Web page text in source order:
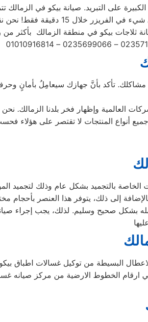
على التبريد. صيانة بيكو في الزمالك
من الأحجام، حيث تتوفر الصغيرة ذات السعة الكبيرة ذات السعة
تأكد بأنَّ جهازك سيعامِلُ بأمانٍ
العالمية وإظهار فخر بلدنا الزمالك.
في ذلك الأتوماتيكية والتحميل الأمامي والتحميل العلوي، بالإضافة إلى غسالات 7 كيلو و 10 كيلو و 14
بالتجميد بشكل عام وذلك لتجميد
إلى ذلك، يتوفر هذا العنصر بأحجام
بشكل صحيح وسليم. لذلك، يجب إجراء
البسيطة من توكيل غسالات اطباق
ارقام الخطوط الارضية من مركز صيانه